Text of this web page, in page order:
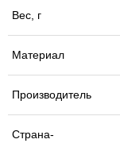
Вес, г
Материал
Производитель
Страна-